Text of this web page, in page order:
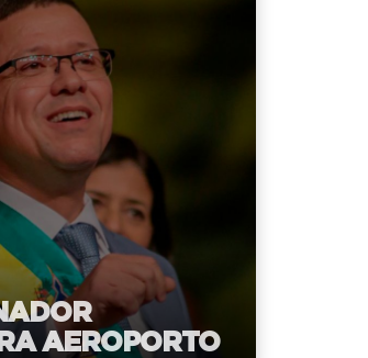
AEROPORTO